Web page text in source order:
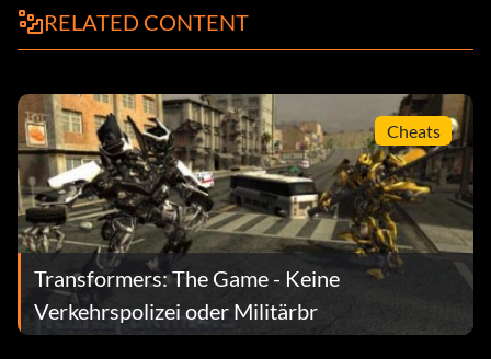
RELATED CONTENT
Cheats
Transformers: The Game - Keine
Verkehrspolizei oder Militärbr